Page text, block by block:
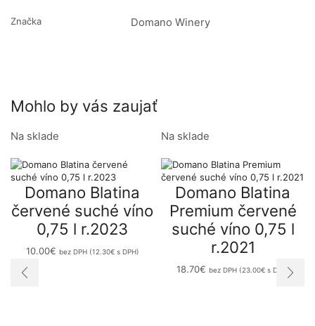
Značka Domano Winery
Mohlo by vás zaujať
Na sklade
Domano Blatina
červené suché víno
0,75 l r.2023
10.00€ bez DPH (12.30€s DPH)
Na sklade
Domano Blatina
Premium červené
suché víno 0,75 l
r.2021
18.70€ bez DPH (23.00€s DPH)